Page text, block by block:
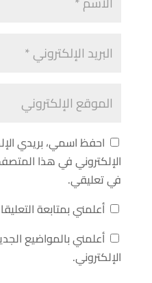
احفظ اسمي، بريدي
الإلكتروني في هذا
في تعليقي.
أعلمني بمتابعة
أعلمني بالمواضيع
الإلكتروني.